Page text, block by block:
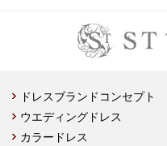
ドレスブランドコンセプト
ウエディングドレス
カラードレス